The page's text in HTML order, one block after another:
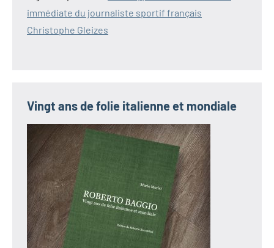
immédiate du journaliste sportif français
Christophe Gleizes
Vingt ans de folie italienne et mondiale